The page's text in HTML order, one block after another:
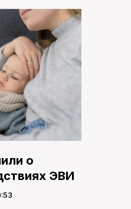
о
ЭВИ